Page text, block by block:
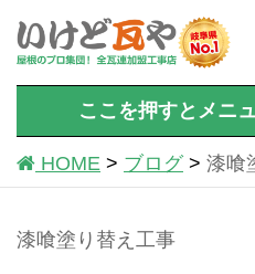
ここを押すとメニ
HOME ブログ 漆喰
漆喰塗り替え工事